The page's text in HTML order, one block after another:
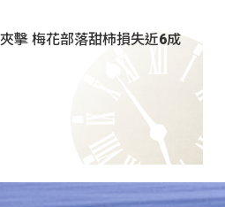
擊 梅花部落甜柿損失近6成